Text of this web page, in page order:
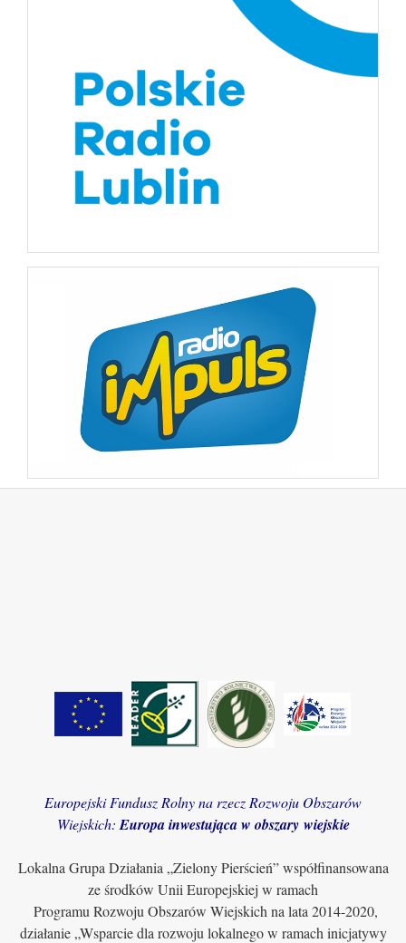
Europejski Fundusz Rolny na rzecz Rozwoju Obszarów
Wiejskich: Europa inwestująca w obszary wiejskie
Lokalna Grupa Działania „Zielony Pierścień” współfinansowana
ze środków Unii Europejskiej w ramach
Programu Rozwoju Obszarów Wiejskich na lata 2014-2020,
działanie „Wsparcie dla rozwoju lokalnego w ramach inicjatywy